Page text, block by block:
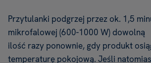
Przytulanki podgrzej przez ok. 1,5
mikrofalowej (600-1000 W) dowolną
ilość razy ponownie, gdy produkt
temperaturę pokojową. Jeśli